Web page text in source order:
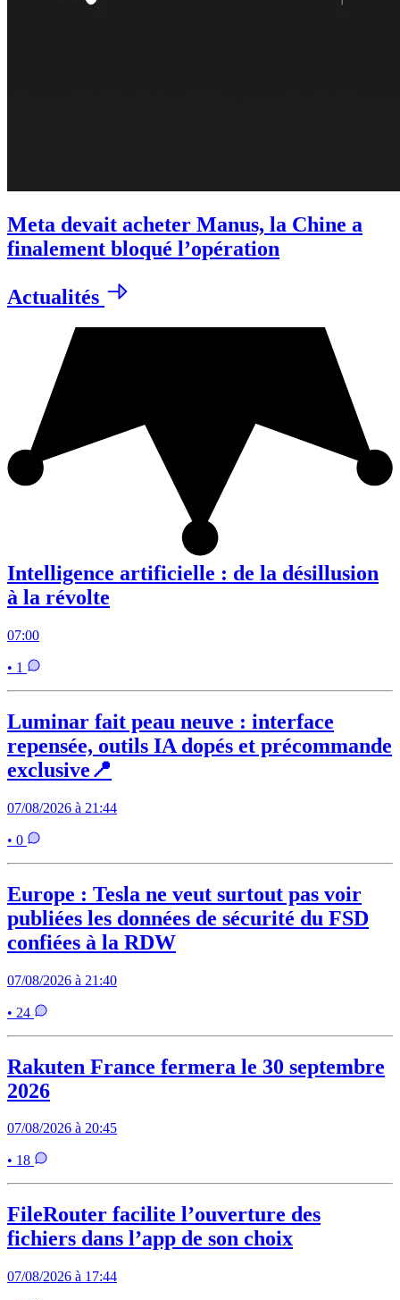
Meta devait acheter Manus, la Chine a
finalement bloqué l’opération
Actualités
Intelligence artificielle : de la désillusion
à la révolte
07:00
• 1
Luminar fait peau neuve : interface
repensée, outils IA dopés et précommande
exclusive📍
07/08/2026 à 21:44
• 0
Europe : Tesla ne veut surtout pas voir
publiées les données de sécurité du FSD
confiées à la RDW
07/08/2026 à 21:40
• 24
Rakuten France fermera le 30 septembre
2026
07/08/2026 à 20:45
• 18
FileRouter facilite l’ouverture des
fichiers dans l’app de son choix
07/08/2026 à 17:44